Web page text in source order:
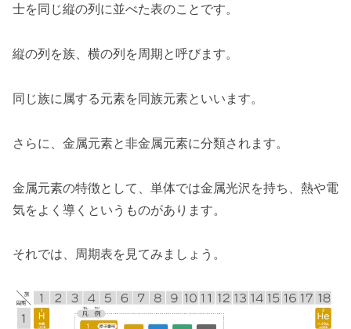
士を同じ縦の列に並べた表のことです。
縦の列を族、横の列を周期と呼びます。
同じ族に属する元素を同族元素といいます。
さらに、金属元素と非金属元素に分類されます。
金属元素の特徴として、単体では金属光沢を持ち、熱や電
気をよく導くというものがあります。
それでは、周期表を見てみましょう。